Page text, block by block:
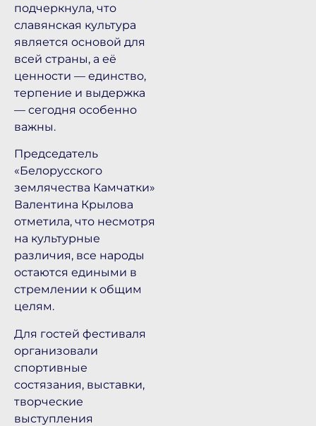
подчеркнула, что
славянская культура
является основой для
всей страны, а её
ценности — единство,
терпение и выдержка
— сегодня особенно
важны.
Председатель
«Белорусского
землячества Камчатки»
Валентина Крылова
отметила, что несмотря
на культурные
различия, все народы
остаются едиными в
стремлении к общим
целям.
Для гостей фестиваля
организовали
спортивные
состязания, выставки,
творческие
выступления